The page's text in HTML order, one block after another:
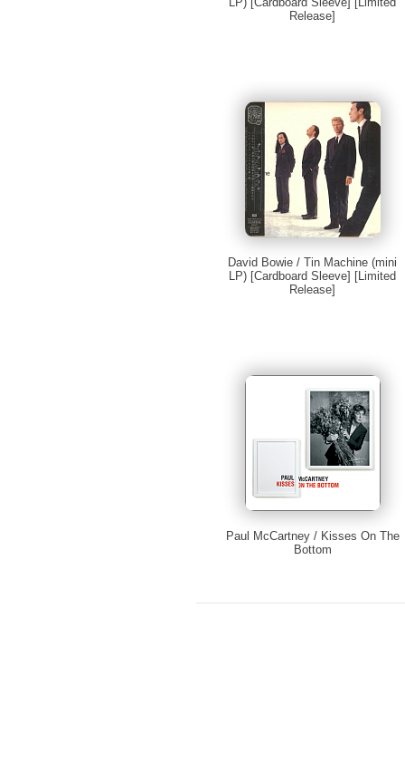
Release]
David Bowie / Tin Machine (mini
LP) [Cardboard Sleeve] [Limited
Release]
Paul McCartney / Kisses On The
Bottom